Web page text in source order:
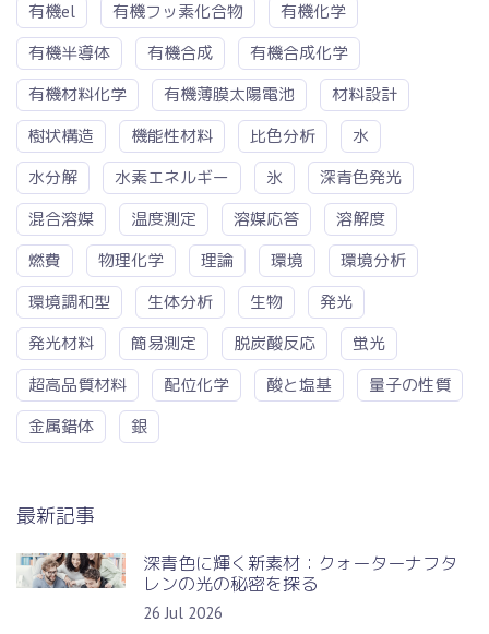
有機el
有機フッ素化合物
有機化学
有機半導体
有機合成
有機合成化学
有機材料化学
有機薄膜太陽電池
材料設計
樹状構造
機能性材料 比色分析
水
水分解
水素エネルギー 氷
深青色発光
混合溶媒
温度測定 溶媒応答
溶解度
燃費
物理化学 理論 環境
環境分析
環境調和型
生体分析 生物
発光
発光材料
簡易測定 脱炭酸反応
蛍光
超高品質材料
配位化学 酸と塩基
量子の性質
金属錯体
銀
最新記事
深青色に輝く新素材：クォーターナフタ
レンの光の秘密を探る
26 Jul 2026